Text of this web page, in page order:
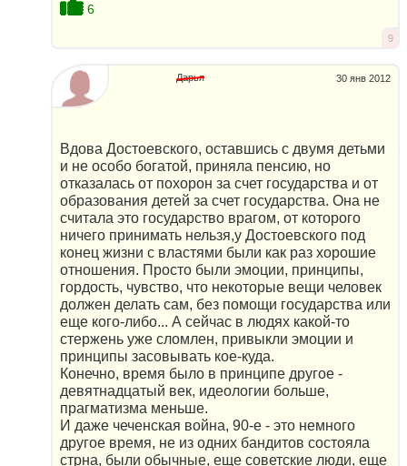
6
9
30 янв 2012
Дарья
Вдова Достоевского, оставшись с двумя детьми
и не особо богатой, приняла пенсию, но
отказалась от похорон за счет государства и от
образования детей за счет государства. Она не
считала это государство врагом, от которого
ничего принимать нельзя,у Достоевского под
конец жизни с властями были как раз хорошие
отношения. Просто были эмоции, принципы,
гордость, чувство, что некоторые вещи человек
должен делать сам, без помощи государства или
еще кого-либо... А сейчас в людях какой-то
стержень уже сломлен, привыкли эмоции и
принципы засовывать кое-куда.
Конечно, время было в принципе другое -
девятнадцатый век, идеологии больше,
прагматизма меньше.
И даже чеченская война, 90-е - это немного
другое время, не из одних бандитов состояла
стрна, были обычные, еще советские люди, еще